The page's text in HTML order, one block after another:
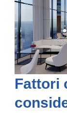
Fattori